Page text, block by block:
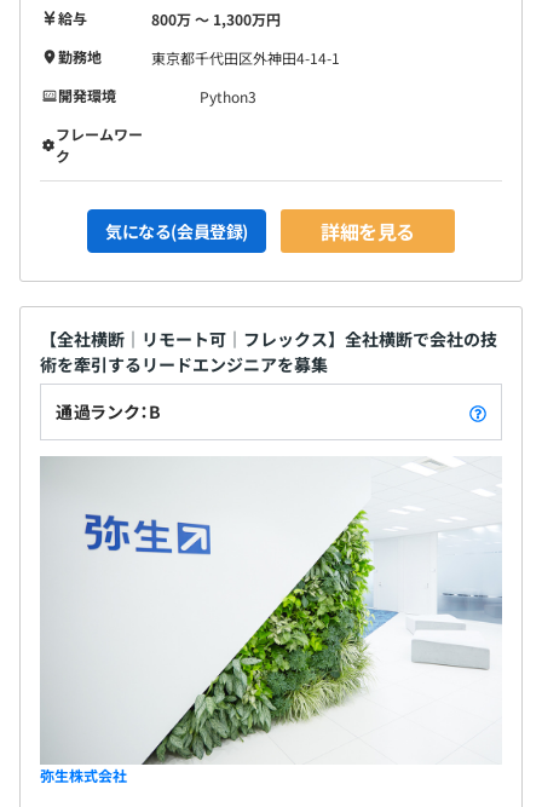
給与
800万 〜 1,300万円
勤務地
東京都千代田区外神田4-14-1
開発環境
Python3
フレームワー
ク
気になる(会員登録) 詳細を見る
【全社横断｜リモート可｜フレックス】全社横断で会社の技
術を牽引するリードエンジニアを募集
通過ランク：B
弥生株式会社